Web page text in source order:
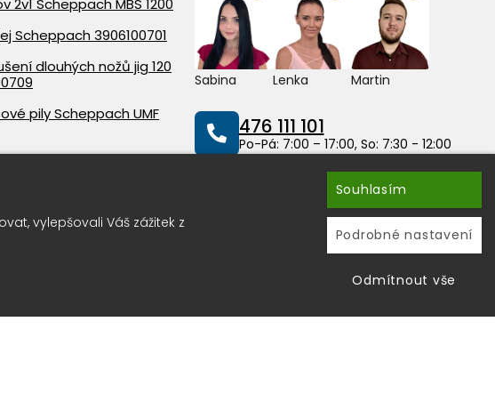
2v1 Scheppach MBS 1200
Scheppach 3906100701
dlouhých nožů jig 120
pily Scheppach UMF
Sabina Lenka Martin
476 111 101
Po-Pá: 7:00 – 17:00, So: 7:30 - 12:00
info@peddy.cz
Spolehlivý obchod
vylepšovali Váš zážitek z
Souhlasím
Podrobné nastavení
Odmítnout vše